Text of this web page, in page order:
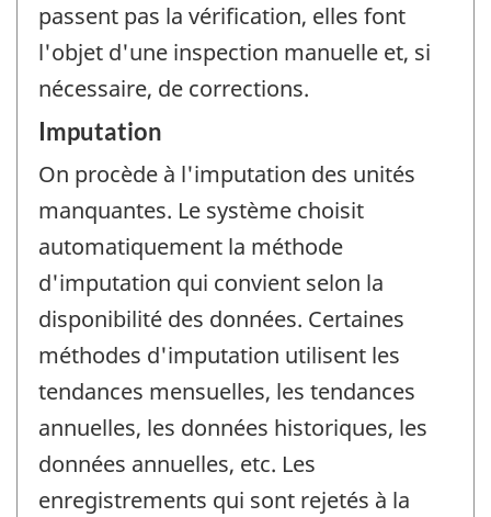
passent pas la vérification, elles font
l'objet d'une inspection manuelle et, si
nécessaire, de corrections.
Imputation
On procède à l'imputation des unités
manquantes. Le système choisit
automatiquement la méthode
d'imputation qui convient selon la
disponibilité des données. Certaines
méthodes d'imputation utilisent les
tendances mensuelles, les tendances
annuelles, les données historiques, les
données annuelles, etc. Les
enregistrements qui sont rejetés à la